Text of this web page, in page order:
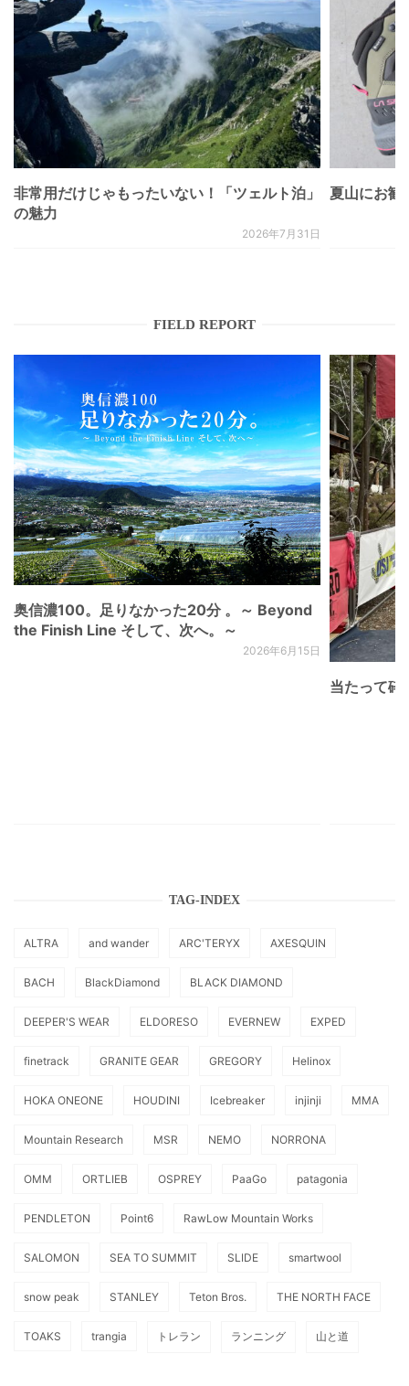
非常用だけじゃもったいない！「ツェルト泊」
の魅力
2026年7月31日
夏山にお
FIELD REPORT
奥信濃100。足りなかった20分 。～ Beyond
the Finish Line そして、次へ。～
2026年6月15日
当たって砕
TAG-INDEX
ALTRA and wander ARC'TERYX AXESQUIN
BACH BlackDiamond BLACK DIAMOND
DEEPER'S WEAR ELDORESO EVERNEW EXPED
finetrack GRANITE GEAR GREGORY Helinox
HOKA ONEONE HOUDINI Icebreaker injinji MMA
Mountain Research MSR NEMO NORRONA
OMM ORTLIEB OSPREY PaaGo patagonia
PENDLETON Point6 RawLow Mountain Works
SALOMON SEA TO SUMMIT SLIDE smartwool
snow peak STANLEY Teton Bros. THE NORTH FACE
TOAKS trangia トレラン ランニング 山と道